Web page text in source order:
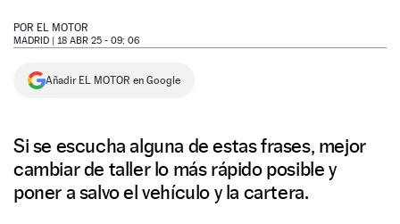
NEWSLETTER
SÍGUENOS
POR EL MOTOR
MADRID | 18 ABR 25 - 09: 06
Añadir EL MOTOR en Google
Si se escucha alguna de estas frases, mejor
cambiar de taller lo más rápido posible y
poner a salvo el vehículo y la cartera.